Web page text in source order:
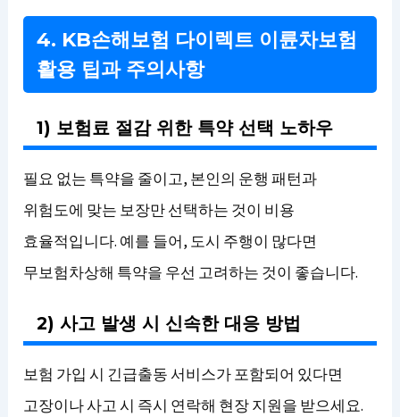
4. KB손해보험 다이렉트 이륜차보험
활용 팁과 주의사항
1) 보험료 절감 위한 특약 선택 노하우
필요 없는 특약을 줄이고, 본인의 운행 패턴과
위험도에 맞는 보장만 선택하는 것이 비용
효율적입니다. 예를 들어, 도시 주행이 많다면
무보험차상해 특약을 우선 고려하는 것이 좋습니다.
2) 사고 발생 시 신속한 대응 방법
보험 가입 시 긴급출동 서비스가 포함되어 있다면
고장이나 사고 시 즉시 연락해 현장 지원을 받으세요.